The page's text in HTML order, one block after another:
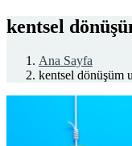
kentsel
Ana Sayfa
kentsel dönüşüm